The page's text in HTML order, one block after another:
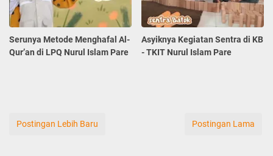
Serunya Metode Menghafal Al-
Qur’an di LPQ Nurul Islam Pare
Asyiknya Kegiatan Sentra di KB
- TKIT Nurul Islam Pare
Postingan Lebih Baru Postingan Lama